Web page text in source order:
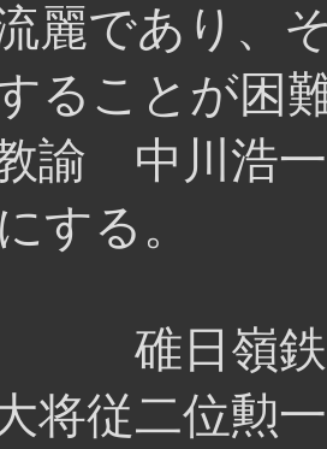
麗であり、
ることが困
諭 中川浩
する。
嶺鉄
従二位勲一